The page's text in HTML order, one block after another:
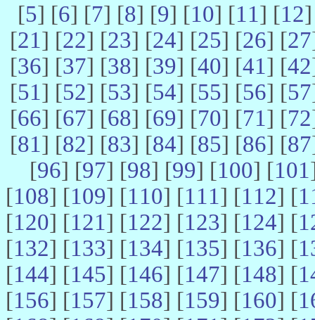
[5] [6] [7] [8] [9] [10] [11] [12
[21] [22] [23] [24] [25] [26] [27
[36] [37] [38] [39] [40] [41] [42
[51] [52] [53] [54] [55] [56] [57
[66] [67] [68] [69] [70] [71] [72
[81] [82] [83] [84] [85] [86] [87
[96] [97] [98] [99] [100] [101
[108] [109] [110] [111] [112] [
[120] [121] [122] [123] [124] [
[132] [133] [134] [135] [136] [
[144] [145] [146] [147] [148] [
[156] [157] [158] [159] [160] [